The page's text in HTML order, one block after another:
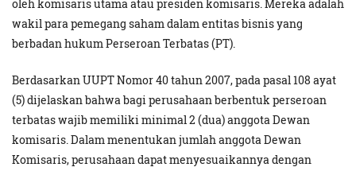
oleh komisaris utama atau presiden komisaris. Mereka adalah
wakil para pemegang saham dalam entitas bisnis yang
berbadan hukum Perseroan Terbatas (PT).
Berdasarkan UUPT Nomor 40 tahun 2007, pada pasal 108 ayat
(5) dijelaskan bahwa bagi perusahaan berbentuk perseroan
terbatas wajib memiliki minimal 2 (dua) anggota Dewan
komisaris. Dalam menentukan jumlah anggota Dewan
Komisaris, perusahaan dapat menyesuaikannya dengan